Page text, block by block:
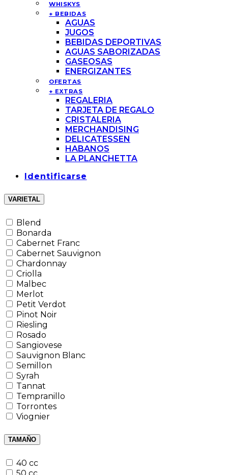
WHISKYS
+ BEBIDAS
AGUAS
JUGOS
BEBIDAS DEPORTIVAS
AGUAS SABORIZADAS
GASEOSAS
ENERGIZANTES
OFERTAS
+ EXTRAS
REGALERIA
TARJETA DE REGALO
CRISTALERIA
MERCHANDISING
DELICATESSEN
HABANOS
LA PLANCHETTA
Identificarse
VARIETAL
Blend
Bonarda
Cabernet Franc
Cabernet Sauvignon
Chardonnay
Criolla
Malbec
Merlot
Petit Verdot
Pinot Noir
Riesling
Rosado
Sangiovese
Sauvignon Blanc
Semillon
Syrah
Tannat
Tempranillo
Torrontes
Viognier
TAMAÑO
40 cc